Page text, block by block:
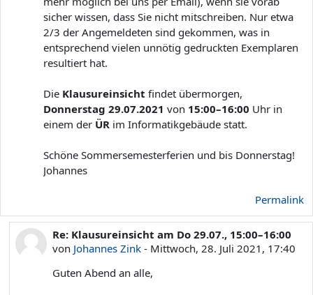
sicher wissen, dass Sie nicht mitschreiben. Nur etwa
2/3 der Angemeldeten sind gekommen, was in
entsprechend vielen unnötig gedruckten Exemplaren
resultiert hat.
Die Klausureinsicht findet übermorgen,
Donnerstag 29.07.2021 von 15:00–16:00 Uhr in
einem der ÜR im Informatikgebäude statt.
Schöne Sommersemesterferien und bis Donnerstag!
Johannes
Permalink
Als Antwort auf Johannes Zink
Re: Klausureinsicht am Do 29.07., 15:00–16:00
von Johannes Zink - Mittwoch, 28. Juli 2021, 17:40
Guten Abend an alle,